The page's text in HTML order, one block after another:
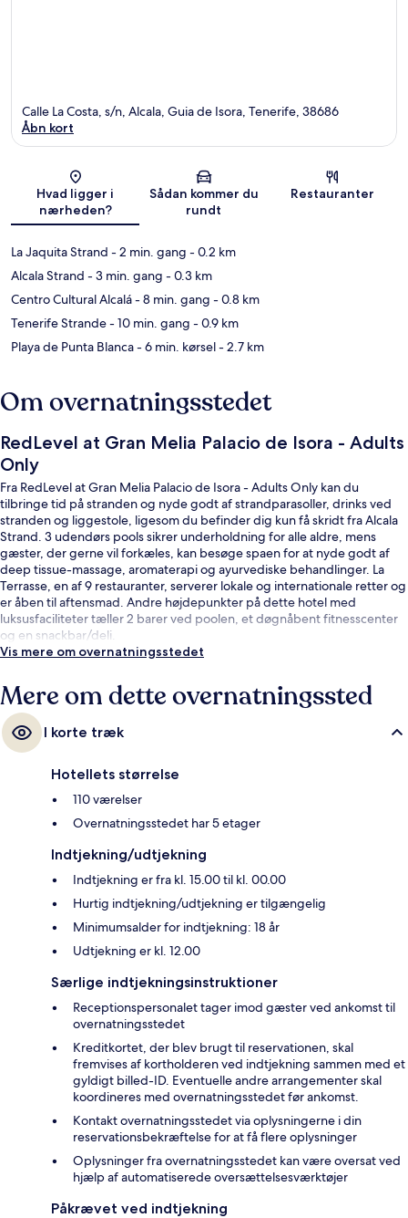
Kort
Calle La Costa, s/n, Alcala, Guia de Isora, Tenerife, 38686
Åbn kort
Hvad ligger i
nærheden?
Sådan kommer du
rundt
Restauranter
La Jaquita Strand - 2 min. gang - 0.2 km
Alcala Strand - 3 min. gang - 0.3 km
Centro Cultural Alcalá- 8 min. gang - 0.8 km
Tenerife Strande- 10 min. gang - 0.9 km
Playa de Punta Blanca- 6 min. kørsel- 2.7 km
Om overnatningsstedet
RedLevel at Gran Melia Palacio de Isora - Adults
Only
Fra RedLevel at Gran Melia Palacio de Isora - Adults Only kan du
tilbringe tid på stranden og nyde godt af strandparasoller, drinks ved
stranden og liggestole, ligesom du befinder dig kun få skridt fra Alcala
Strand. 3 udendørs pools sikrer underholdning for alle aldre, mens
gæster, der gerne vil forkæles, kan besøge spaen for at nyde godt af
deep tissue-massage, aromaterapi og ayurvediske behandlinger. La
Terrasse, en af 9 restauranter, serverer lokale og internationale retter og
er åben til aftensmad. Andre højdepunkter på dette hotel med
luksusfaciliteter tæller 2 barer ved poolen, et døgnåbent fitnesscenter
og en snackbar/deli.
Vis mere om overnatningsstedet
Mere om dette overnatningssted
I korte træk
Hotellets størrelse
110 værelser
Overnatningsstedet har 5 etager
Indtjekning/udtjekning
Indtjekning er fra kl. 15.00 til kl. 00.00
Hurtig indtjekning/udtjekning er tilgængelig
Minimumsalder for indtjekning: 18 år
Udtjekning er kl. 12.00
Særlige indtjekningsinstruktioner
Receptionspersonalet tager imod gæster ved ankomst til
overnatningsstedet
Kreditkortet, der blev brugt til reservationen, skal
fremvises af kortholderen ved indtjekning sammen med et
gyldigt billed-ID. Eventuelle andre arrangementer skal
koordineres med overnatningsstedet før ankomst.
Kontakt overnatningsstedet via oplysningerne i din
reservationsbekræftelse for at få flere oplysninger
Oplysninger fra overnatningsstedet kan være oversat ved
hjælp af automatiserede oversættelsesværktøjer
Påkrævet ved indtjekning